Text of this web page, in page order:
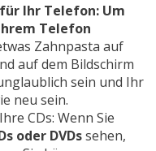
für Ihr Telefon: Um
Telefon
Zahnpasta auf
auf dem Bildschirm
sein und Ihr
neu sein.
CDs: Wenn Sie
oder DVDssehen,